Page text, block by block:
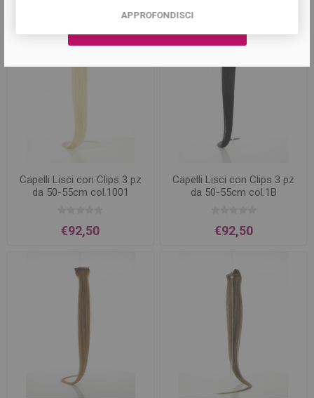
Capelli Lisci con Clips 3 pz
da 50-55cm col.1001
€92,50
Capelli Lisci con Clips 3 pz
da 50-55cm col.1B
€92,50
APPROFONDISCI